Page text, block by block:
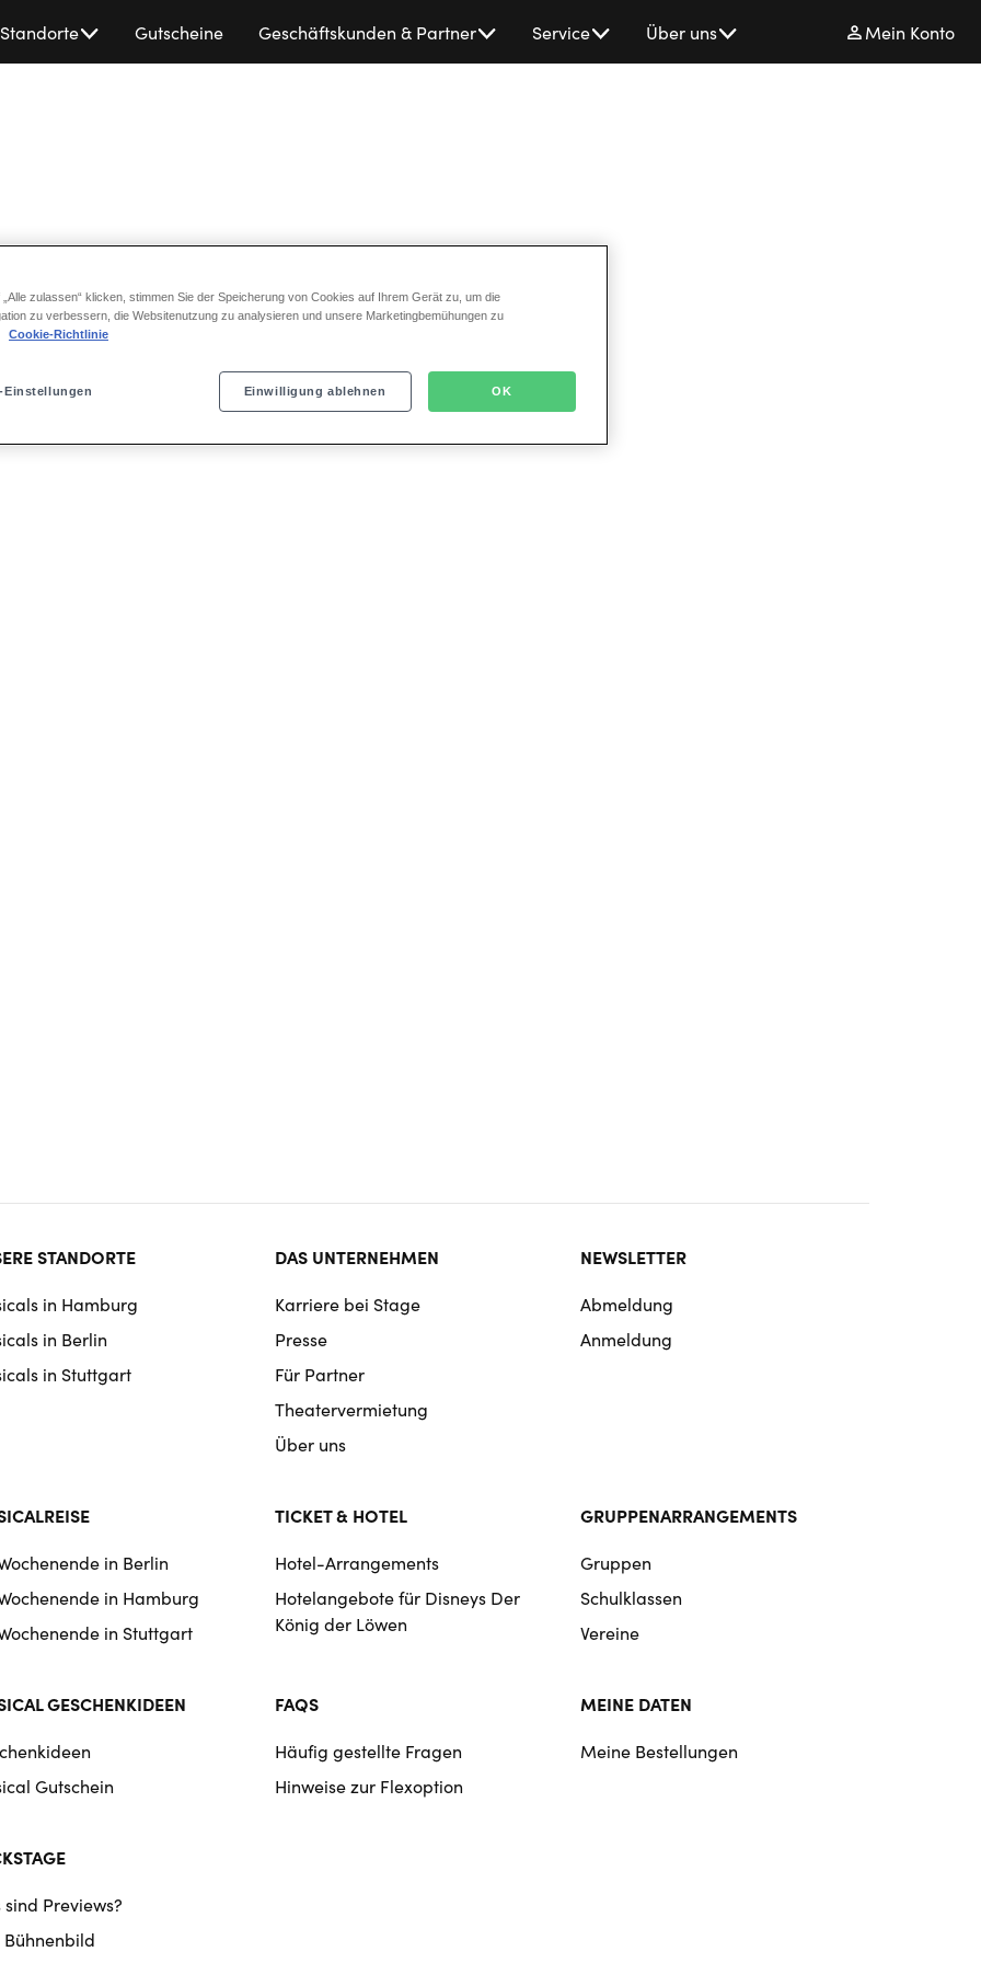
Standorte Gutscheine Geschäftskunden & Partner Service Über uns Mein Konto
STANDORTE
in Hamburg
in Berlin
in Stuttgart
DAS UNTERNEHMEN
Karriere bei Stage
Presse
Für Partner
Theatervermietung
Über uns
NEWSLETTER
Abmeldung
Anmeldung
in Berlin
in Hamburg
in Stuttgart
TICKET & HOTEL
Hotel-Arrangements
Hotelangebote für Disneys Der
König der Löwen
GRUPPENARRANGEMENTS
Gruppen
Schulklassen
Vereine
GESCHENKIDEEN
Gutschein
FAQS
Häufig gestellte Fragen
Hinweise zur Flexoption
MEINE DATEN
Meine Bestellungen
sind Previews?
Bühnenbild
„Alle zulassen“ klicken, stimmen Sie der Speicherung von Cookies auf Ihrem Gerät zu, um die
zu verbessern, die Websitenutzung zu analysieren und unsere Marketingbemühungen zu
Cookie-Richtlinie
Einstellungen Einwilligung ablehnen OK